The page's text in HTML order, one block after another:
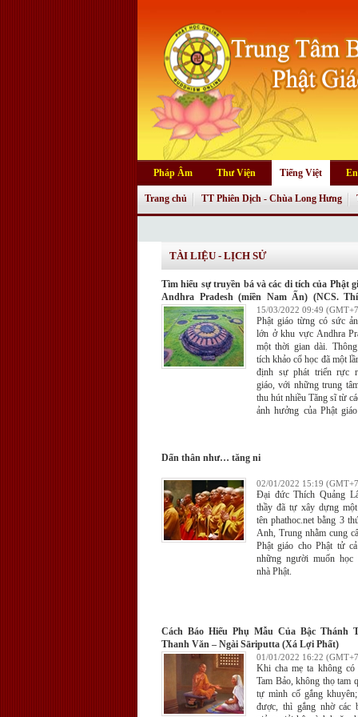
Pháp Âm Thư Viện Tiếng Việt
Trang chủ TT Phiên Dịch - Chùa Long Hưng
TÀI LIỆU - LỊCH SỬ
Tìm hiểu sự truyền bá và các di tích của Phật
Andhra Pradesh (miền Nam Ấn) (NCS.
Thế)
15/03/2022 09:49
Phật giáo từng có sức
lớn ở khu vực Andhra
một thời gian dài.
tích khảo cổ học đã một
định sự phát triển rực
giáo, với những trung
thu hút nhiều Tăng sĩ từ
ảnh hưởng của Phật
Pradesh đối với các
Dấn thân như… tăng ni
02/01/2022 15:19
Đại đức Thích Quảng
thầy đã tự xây dựng
tên phathoc.net bằng 3
Anh, Trung nhằm cung
Phật giáo cho Phật tử
những người muốn
nhà Phật.
Cách Báo Hiếu Phụ Mẫu Của Bậc Thánh
Thanh Văn – Ngài Sāriputta (Xá Lợi Phất)
01/01/2022 16:22
Khi cha mẹ ta không
Tam Bảo, không thọ tam
tự mình cố gắng
được, thì gắng nhờ các